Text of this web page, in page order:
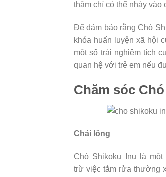
thậm chí có thể nhảy vào
Để đảm bảo rằng Chó
khóa huấn luyện xã hội
một số trải nghiệm tích
quan hệ với trẻ em nếu
Chăm sóc
Chải lông
Chó Shikoku Inu là
trừ việc tắm rửa thường